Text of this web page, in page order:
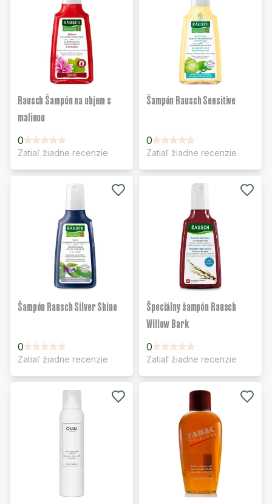
Rausch Šampón na objem s
malinou
0
Zatiaľ žiadne recenzie
Šampón Rausch Sensitive
0
Zatiaľ žiadne recenzie
Šampón Rausch Silver Shine
0
Zatiaľ žiadne recenzie
Špeciálny šampón Rausch
Willow Bark
0
Zatiaľ žiadne recenzie